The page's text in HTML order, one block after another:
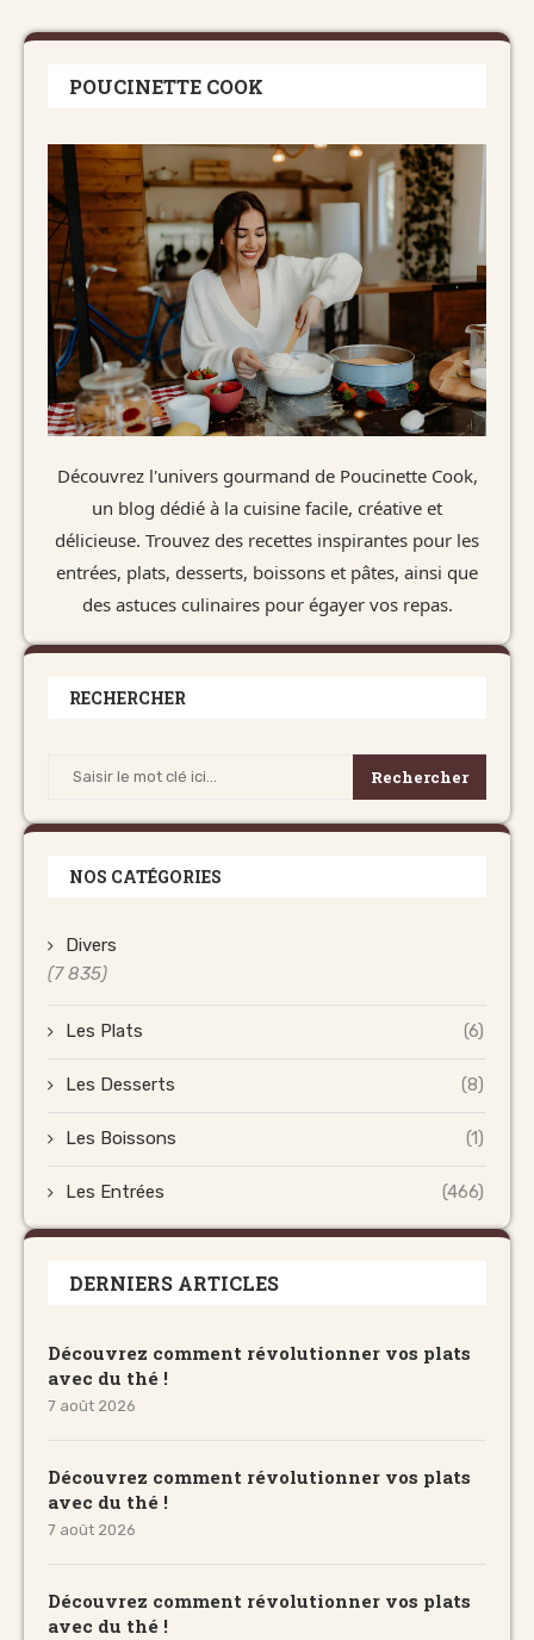
POUCINETTE COOK
Découvrez l'univers gourmand de Poucinette Cook,
un blog dédié à la cuisine facile, créative et
délicieuse. Trouvez des recettes inspirantes pour les
entrées, plats, desserts, boissons et pâtes, ainsi que
des astuces culinaires pour égayer vos repas.
RECHERCHER
Rechercher
NOS CATÉGORIES
Divers
(7 835)
Les Plats (6)
Les Desserts (8)
Les Boissons (1)
Les Entrées (466)
DERNIERS ARTICLES
Découvrez comment révolutionner vos plats
avec du thé !
7 août 2026
Découvrez comment révolutionner vos plats
avec du thé !
7 août 2026
Découvrez comment révolutionner vos plats
avec du thé !